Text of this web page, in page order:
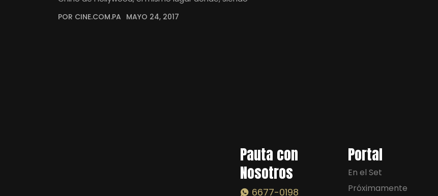
POR CINE.COM.PA MAYO 24, 2017
Pauta con
Nosotros
6677-0198
Portal
En el Set
Próximamente